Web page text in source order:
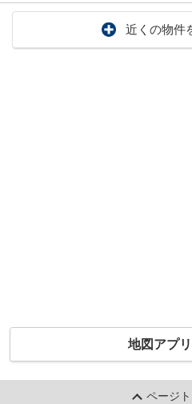
近くの物件
地図アプ
ページ